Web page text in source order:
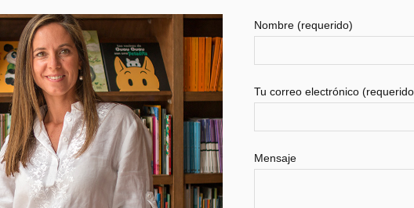
Nombre (requerido)
Tu correo electrónico
Mensaje